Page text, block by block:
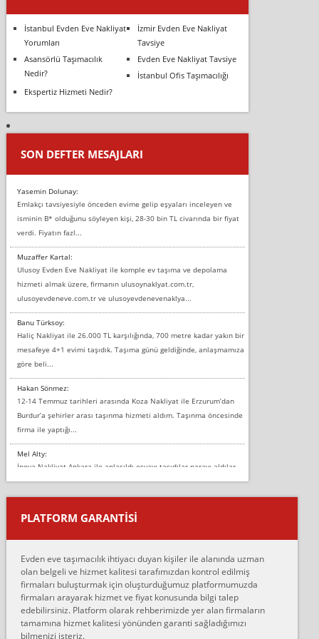
İstanbul Evden Eve Nakliyat
Yorumları
İzmir Evden Eve Nakliyat
Tavsiye
Asansörlü Taşımacılık
Nedir?
Evden Eve Nakliyat Tavsiye
İstanbul Ofis Taşımacılığı
Ekspertiz Hizmeti Nedir?
SON DEFTER MESAJLARI
Yasemin Dolunay:
Emlakçı tavsiyesiyle önceden evime gelip eşyaları inceleyen ve
isminin B* olduğunu söyleyen kişi, 28-30 bin TL civarında bir fiyat
verdi. Fiyatın fazl...
Muzaffer Kartal:
Ulusoy Evden Eve Nakliyat ile komple ev taşıma ve depolama
hizmeti almak üzere, firmanın ulusoynaklyat.com.tr,
ulusoyevdeneve.com.tr ve ulusoyevdenevenaklya...
Banu Türksoy:
Haliç Nakliyat ile 26.000 TL karşılığında, 700 metre kadar yakın bir
mesafeye 4+1 evimi taşıdık. Taşıma günü geldiğinde, anlaşmamıza
göre beli...
Hakan Sönmez:
12-14 Temmuz tarihleri arasında Koza Nakliyat ile Erzurum’dan
Burdur’a şehirler arası taşınma hizmeti aldım. Taşınma öncesinde
firma ile yaptığı...
Mel Alty:
İnova Nakliyat Ankara ile anlaşıldı eşyayı taşıdılar parayı aldılar.
Salon duvarına bir baktım birisi boydan alüminyum renkli bantı
yapıştırm...
Murat:
çalıştıklarını, müş...
Ahmet:
Lüleburgaz güngünes evden eve naklyat eşyalarımı taşımak için
anlaştık sabah eve geldiklerinde de eşyalarımı düzgün şekilde
sarcaz demelerine r...
PLATFORM GARANTİSİ
Evden eve taşımacılık ihtiyacı duyan kişiler ile alanında uzman
olan belgeli ve hizmet kalitesi tarafımızdan kontrol edilmiş
firmaları buluşturmak için oluşturduğumuz platformumuzda
firmaları arayarak hizmet ve fiyat konusunda bilgi talep
edebilirsiniz. Platform olarak rehberimizde yer alan firmaların
tamamına hizmet kalitesi yönünden garanti sağladığımızı
bilmenizi isteriz.